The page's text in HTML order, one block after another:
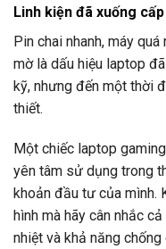
Linh kiện đã xuống cấp
Pin chai nhanh, máy
mờ là dấu hiệu laptop
kỹ, nhưng đến một thời
thiết.
Một chiếc laptop
yên tâm sử dụng trong
khoản đầu tư của mình.
hình mà hãy cân nhắc
nhiệt và khả năng chống